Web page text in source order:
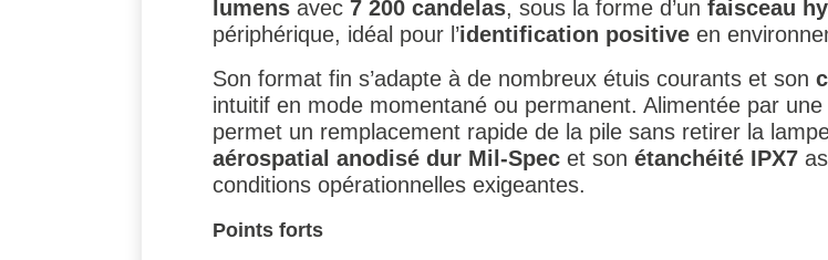
lumens avec 7 200 candelas, sous la forme d’un faisceau
périphérique, idéal pour l’identification positive en
Son format fin s’adapte à de nombreux étuis courants et son
intuitif en mode momentané ou permanent. Alimentée par une
permet un remplacement rapide de la pile sans retirer la
aérospatial anodisé dur Mil-Spec et son étanchéité IPX7
conditions opérationnelles exigeantes.
Points forts